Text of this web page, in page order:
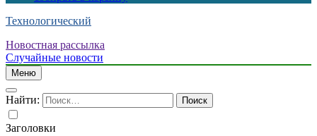
Технологический
Новостная рассылка
Случайные новости
Меню
Найти:
Заголовки